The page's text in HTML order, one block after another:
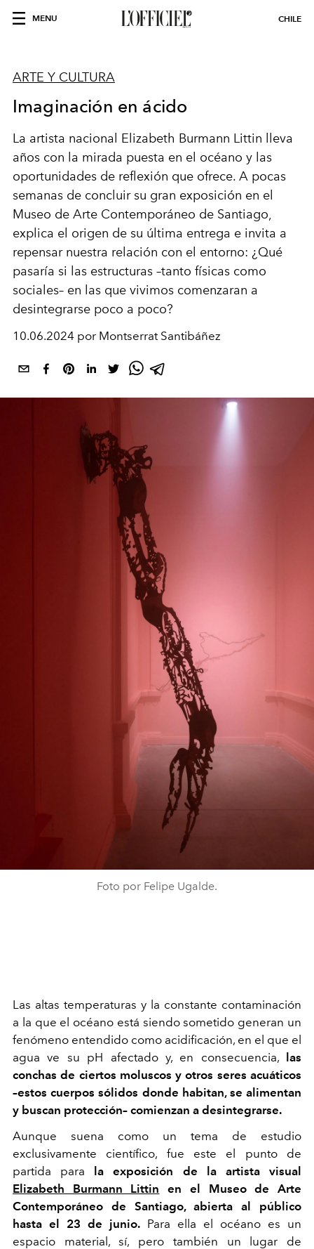
MENU CHILE
ARTE Y CULTURA
Imaginación en ácido
La artista nacional Elizabeth Burmann Littin lleva
años con la mirada puesta en el océano y las
oportunidades de reflexión que ofrece. A pocas
semanas de concluir su gran exposición en el
Museo de Arte Contemporáneo de Santiago,
explica el origen de su última entrega e invita a
repensar nuestra relación con el entorno: ¿Qué
pasaría si las estructuras –tanto físicas como
sociales– en las que vivimos comenzaran a
desintegrarse poco a poco?
10.06.2024 por Montserrat Santibáñez
Foto por Felipe Ugalde.
Las altas temperaturas y la constante contaminación
a la que el océano está siendo sometido generan un
fenómeno entendido como acidificación, en el que el
agua ve su pH afectado y, en consecuencia,
las
conchas de ciertos moluscos y otros seres acuáticos
–estos cuerpos sólidos donde habitan, se alimentan
y buscan protección– comienzan a desintegrarse.
Aunque suena como un tema de estudio
exclusivamente científico, fue este el punto de
partida para
la exposición de la artista visual
Elizabeth Burmann Littin en el Museo de Arte
Contemporáneo de Santiago, abierta al público
hasta el 23 de junio. Para ella el océano es un
espacio material, sí, pero también un lugar de